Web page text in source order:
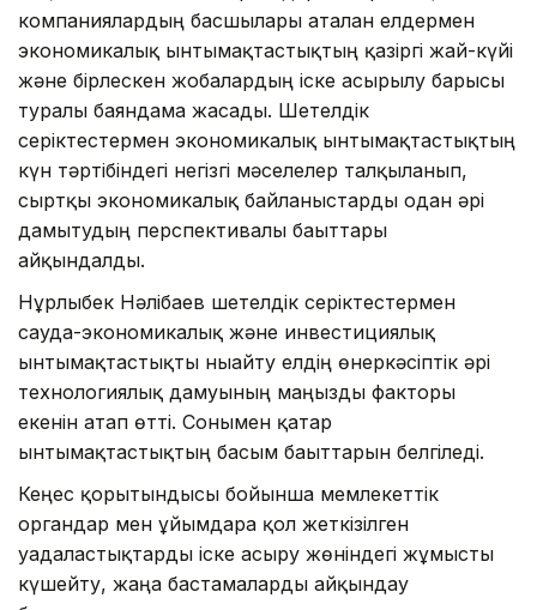
компаниялардың басшылары аталған елдермен
экономикалық ынтымақтастықтың қазіргі жай-күйі
және бірлескен жобалардың іске асырылу барысы
туралы баяндама жасады. Шетелдік
серіктестермен экономикалық ынтымақтастықтың
күн тәртібіндегі негізгі мәселелер талқыланып,
сыртқы экономикалық байланыстарды одан әрі
дамытудың перспективалы бағыттары
айқындалды.
Нұрлыбек Нәлібаев шетелдік серіктестермен
сауда-экономикалық және инвестициялық
ынтымақтастықты нығайту елдің өнеркәсіптік әрі
технологиялық дамуының маңызды факторы
екенін атап өтті. Сонымен қатар
ынтымақтастықтың басым бағыттарын белгіледі.
Кеңес қорытындысы бойынша мемлекеттік
органдар мен ұйымдарға қол жеткізілген
уағдаластықтарды іске асыру жөніндегі жұмысты
күшейту, жаңа бастамаларды айқындау